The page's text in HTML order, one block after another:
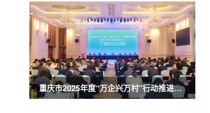
重庆市2025年度“万企兴万村”行动推进会暨农业民营企业50强发布会召开 商奎出席并讲话